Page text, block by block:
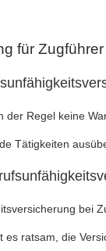
für Zugführer
Regel keine
Tätigkeiten
bei
ratsam, die